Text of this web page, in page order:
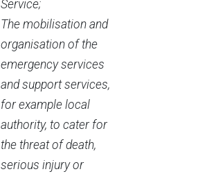
Service;
The mobilisation and
organisation of the
emergency services
and support services,
for example local
authority, to cater for
the threat of death,
serious injury or